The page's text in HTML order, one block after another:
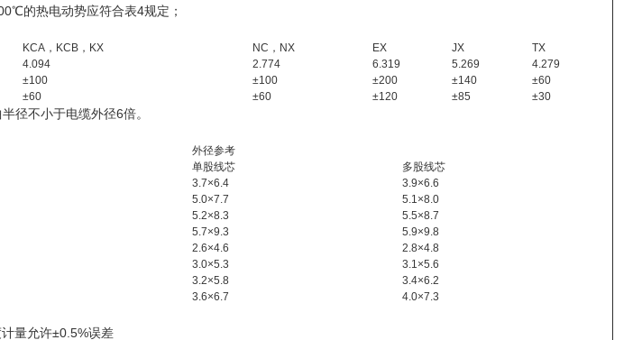
的热电动势应符合表4规定；
KCA，KCB，KX NC，NX EX JX
TX
4.094 2.774 6.319 5.269
4.279
±100 ±100 ±200 ±140
±60
±60 ±60 ±120 ±85 ±30
径不小于电缆外径6倍。
外径参考
单股线芯
多股线芯
3.7×6.4
5.0×7.7
5.2×8.3
5.7×9.3
3.9×6.6
5.1×8.0
5.5×8.7
5.9×9.8
2.6×4.6
3.0×5.3
3.2×5.8
3.6×6.7
2.8×4.8
3.1×5.6
3.4×6.2
4.0×7.3
量允许±0.5%误差